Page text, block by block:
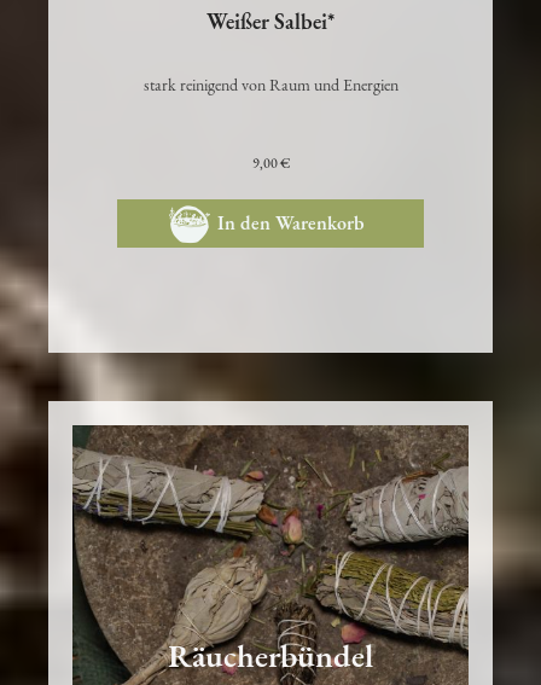
Weißer Salbei*
stark reinigend von Raum und Energien
9,00 €
In den Warenkorb
Räucherbündel